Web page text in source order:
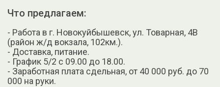
Что предлагаем:
- Работа в г. Новокуйбышевск, ул. Товарная, 4В
(район ж/д вокзала, 102км.).
- Доставка, питание.
- График 5/2 с 09.00 до 18.00.
- Заработная плата сдельная, от 40 000 руб. до 70
000 на руки.